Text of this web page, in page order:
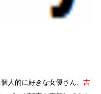
人的に好きな女優さん、 吉